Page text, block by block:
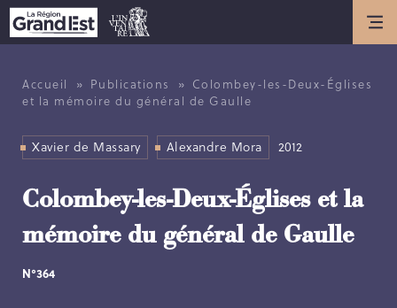
Actualités
ACTUALITÉS
ANNIVERSAIRE DE L’INVENTAIRE
CULTUREL
Présentation
LES MISSIONS DE L’INVENTAIRE
Accueil » Publications » Colombey-les-Deux-Églises
et la mémoire du général de Gaulle
Xavier de Massary Alexandre Mora 2012
Colombey-les-Deux-Églises et la
mémoire du général de Gaulle
N°364